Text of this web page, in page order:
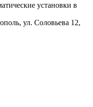
установки в
ул. Соловьева 12,